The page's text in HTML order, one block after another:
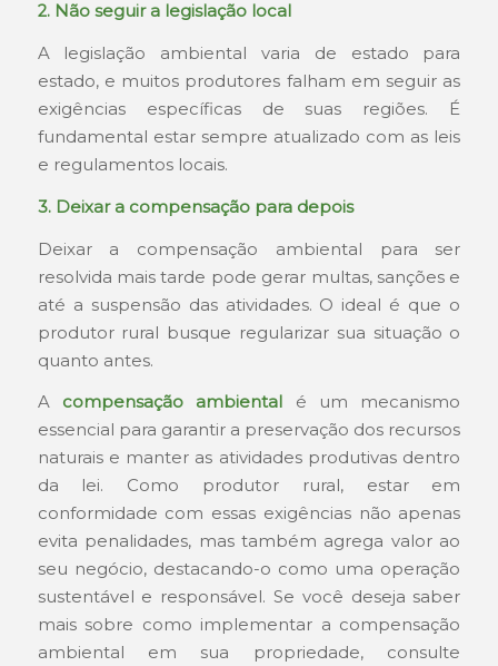
2. Não seguir a legislação local
A legislação ambiental varia de estado para
estado, e muitos produtores falham em seguir as
exigências específicas de suas regiões. É
fundamental estar sempre atualizado com as leis
e regulamentos locais.
3. Deixar a compensação para depois
Deixar a compensação ambiental para ser
resolvida mais tarde pode gerar multas, sanções e
até a suspensão das atividades. O ideal é que o
produtor rural busque regularizar sua situação o
quanto antes.
A compensação ambiental é um mecanismo
essencial para garantir a preservação dos recursos
naturais e manter as atividades produtivas dentro
da lei. Como produtor rural, estar em
conformidade com essas exigências não apenas
evita penalidades, mas também agrega valor ao
seu negócio, destacando-o como uma operação
sustentável e responsável. Se você deseja saber
mais sobre como implementar a compensação
ambiental em sua propriedade, consulte